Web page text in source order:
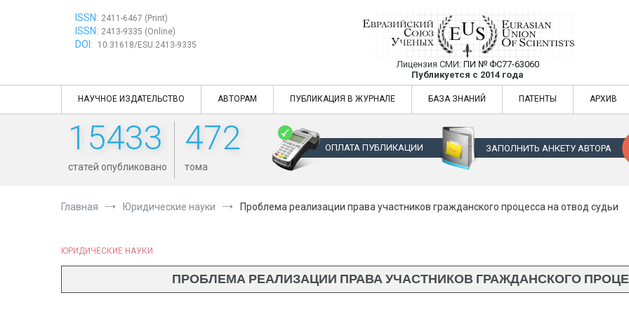
ISSN: 2411-6467 (Print)
ISSN: 2413-9335 (Online)
DOI: 10.31618/ESU.2413-9335
Евразийский Союз Ученых —
Лицензия СМИ: ПИ № ФС77-63060
Публикуется с 2014 года
Евразийский Союз Ученых — публикация научных статей в
НАУЧНОЕ ИЗДАТЕЛЬСТВО АВТОРАМ ПУБЛИКАЦИЯ В ЖУРНАЛЕ БАЗА ЗНАНИЙ ПАТЕНТЫ АРХИВ
15433
статей опубликовано
472
тома
ОПЛАТА ПУБЛИКАЦИИ ЗАПОЛНИТЬ АНКЕТУ АВТОРА
Главная Юридические науки Проблема реализации права участников гражданского процесса на отвод судьи
ЮРИДИЧЕСКИЕ НАУКИ
ПРОБЛЕМА РЕАЛИЗАЦИИ ПРАВА УЧАСТНИКОВ ГРАЖДАНСКОГО